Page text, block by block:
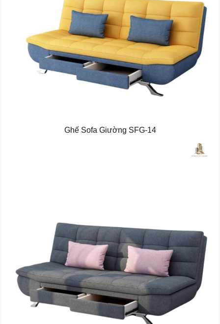
Ghế Sofa Giường SFG-14